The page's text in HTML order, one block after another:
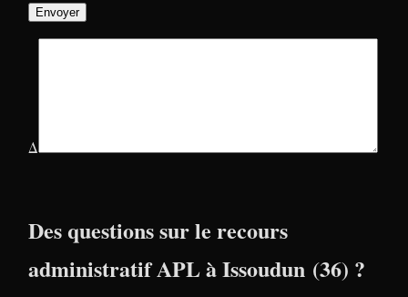
Δ
Des questions sur le recours
administratif APL à Issoudun (36) ?